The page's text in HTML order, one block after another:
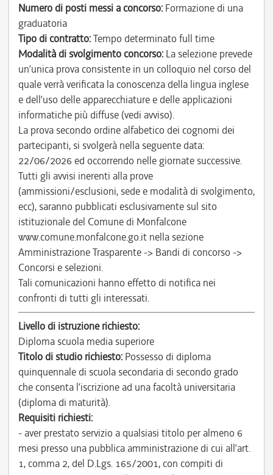
Numero di posti messi a concorso: Formazione di una
graduatoria
Tipo di contratto:Tempo determinato full time
Modalità di svolgimento concorso: La selezione prevede
un’unica prova consistente in un colloquio nel corso del
quale verrà verificata la conoscenza della lingua inglese
e dell’uso delle apparecchiature e delle applicazioni
informatiche più diffuse (vedi avviso).
La prova secondo ordine alfabetico dei cognomi dei
partecipanti, si svolgerà nella seguente data:
22/06/2026 ed occorrendo nelle giornate successive.
Tutti gli avvisi inerenti alla prove
(ammissioni/esclusioni, sede e modalità di svolgimento,
ecc), saranno pubblicati esclusivamente sul sito
istituzionale del Comune di Monfalcone
www.comune.monfalcone.go.it nella sezione
Amministrazione Trasparente -> Bandi di concorso ->
Concorsi e selezioni.
Tali comunicazioni hanno effetto di notifica nei
confronti di tutti gli interessati.
Livello di istruzione richiesto:
Diploma scuola media superiore
Titolo di studio richiesto: Possesso di diploma
quinquennale di scuola secondaria di secondo grado
che consenta l’iscrizione ad una facoltà universitaria
(diploma di maturità).
Requisiti richiesti:
- aver prestato servizio a qualsiasi titolo per almeno 6
mesi presso una pubblica amministrazione di cui all’art.
1, comma 2, del D.Lgs. 165/2001, con compiti di